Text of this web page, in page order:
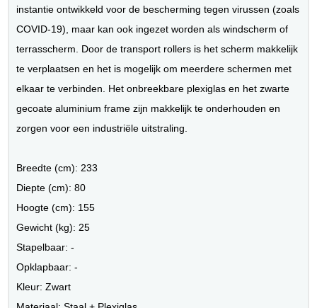
instantie ontwikkeld voor de bescherming tegen virussen (zoals
COVID-19), maar kan ook ingezet worden als windscherm of
terrasscherm. Door de transport rollers is het scherm makkelijk
te verplaatsen en het is mogelijk om meerdere schermen met
elkaar te verbinden. Het onbreekbare plexiglas en het zwarte
gecoate aluminium frame zijn makkelijk te onderhouden en
zorgen voor een industriële uitstraling.
Breedte (cm): 233
Diepte (cm): 80
Hoogte (cm): 155
Gewicht (kg): 25
Stapelbaar: -
Opklapbaar: -
Kleur: Zwart